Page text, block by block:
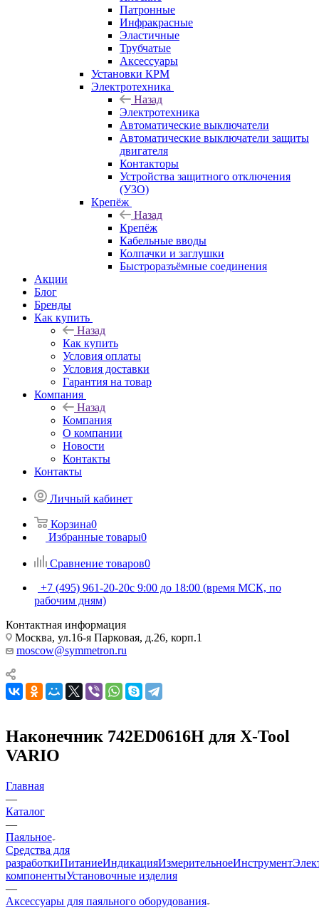
Патронные
Инфракрасные
Эластичные
Трубчатые
Аксессуары
Установки КРМ
Электротехника
Назад
Электротехника
Автоматические выключатели
Автоматические выключатели защиты
двигателя
Контакторы
Устройства защитного отключения
(УЗО)
Крепёж
Назад
Крепёж
Кабельные вводы
Колпачки и заглушки
Быстроразъёмные соединения
Акции
Блог
Бренды
Как купить
Назад
Как купить
Условия оплаты
Условия доставки
Гарантия на товар
Компания
Назад
Компания
О компании
Новости
Контакты
Контакты
Личный кабинет
Корзина0
Избранные товары0
Сравнение товаров0
+7 (495) 961-20-20с 9:00 до 18:00 (время МСК, по
рабочим дням)
Контактная информация
Москва, ул.16-я Парковая, д.26, корп.1
moscow@symmetron.ru
Наконечник 742ED0616H для X-Tool
VARIO
Главная
—
Каталог
—
Паяльное
Средства для
разработкиПитаниеИндикацияИзмерительноеИнструмент
компонентыУстановочные изделия
—
Аксессуары для паяльного оборудования